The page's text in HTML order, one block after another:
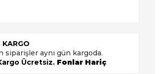
KARGO
siparişler aynı gün kargoda.
Ücretsiz. Fonlar Hariç